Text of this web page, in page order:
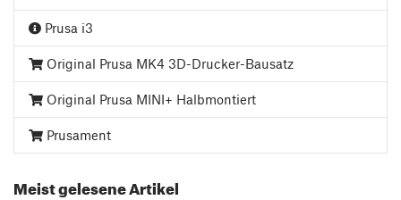
Prusa i3
Original Prusa MK4 3D-Drucker-Bausatz
Original Prusa MINI+ Halbmontiert
Prusament
Meist gelesene Artikel